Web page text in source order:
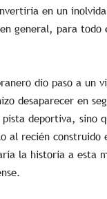
en un
general, para todo
dio paso a un
desaparecer en
deportiva, sino
al recién construido
la historia a esta